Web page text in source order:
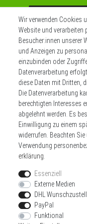
Wir verwenden Cookies
Website und verarbeiten
Besucher:innen unserer
und Anzeigen zu
einzubinden oder
Datenverarbeitung
diese Daten mit Dritten,
Die Datenverarbeitung
berechtigten Interesses
abgelehnt werden. Es
Einwilligung zu einem
widerrufen. Beachten Sie
Verwendung
erklärung
Essenziell
Externe Medien
DHL
PayPal
Funktional